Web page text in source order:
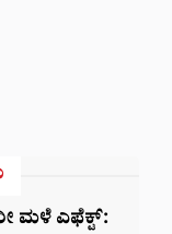
ಮಳೆ ಎಫೆಕ್ಟ್‌: